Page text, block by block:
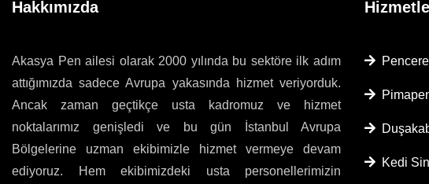
Hakkımızda
Akasya Pen ailesi olarak 2000 yılında bu sektöre ilk adım
attığımızda sadece Avrupa yakasında hizmet veriyorduk.
Ancak zaman geçtikçe usta kadromuz ve hizmet
noktalarımız genişledi ve bu gün İstanbul Avrupa
Bölgelerine uzman ekibimizle hizmet vermeye devam
ediyoruz. Hem ekibimizdeki usta personellerimizin
Kedi